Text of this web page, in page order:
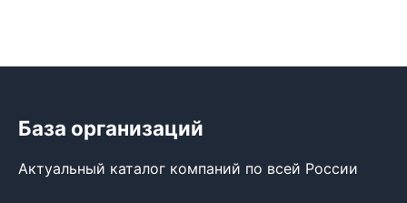
База организаций
Актуальный каталог компаний по всей России